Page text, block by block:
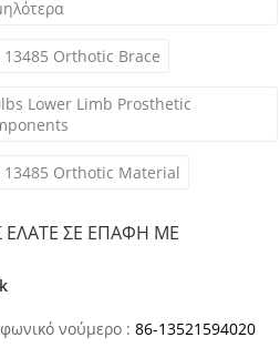
13485 Orthotic Brace
Lower Limb Prosthetic
13485 Orthotic Material
ΕΛΆΤΕ ΣΕ ΕΠΑΦΉ ΜΕ
νούμερο : 86-13521594020